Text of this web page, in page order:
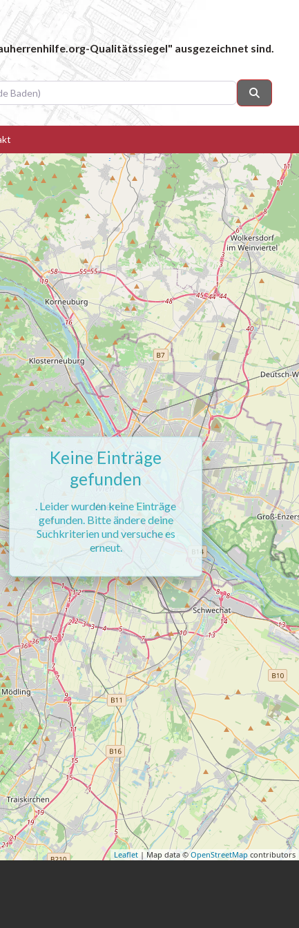
Qualitätssiegel" ausgezeichnet sind.
Leaflet | Map data ©OpenStreetMap contributors
Keine Einträge
gefunden
. Leider wurden keine Einträge
gefunden. Bitte ändere deine
Suchkriterien und versuche es
erneut.